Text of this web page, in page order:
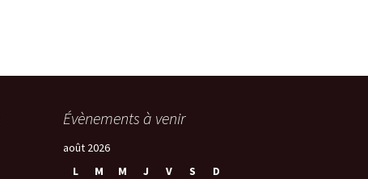
Évènements à venir
août 2026
L
M M J V S
D